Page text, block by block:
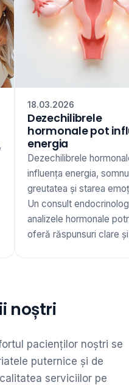
18.03.2026
Dezechilibrele
hormonale pot
energia
Dezechilibrele
influența energia,
greutatea și starea
Un consult
analizele hormonale
oferă răspunsuri clare
noștri
pacienților noștri se
puternice și de
serviciilor pe